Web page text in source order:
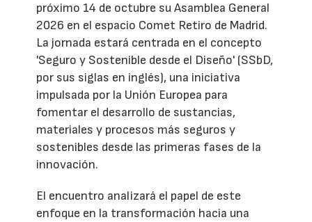
próximo 14 de octubre su Asamblea General
2026 en el espacio Comet Retiro de Madrid.
La jornada estará centrada en el concepto
'Seguro y Sostenible desde el Diseño' (SSbD,
por sus siglas en inglés), una iniciativa
impulsada por la Unión Europea para
fomentar el desarrollo de sustancias,
materiales y procesos más seguros y
sostenibles desde las primeras fases de la
innovación.
El encuentro analizará el papel de este
enfoque en la transformación hacia una